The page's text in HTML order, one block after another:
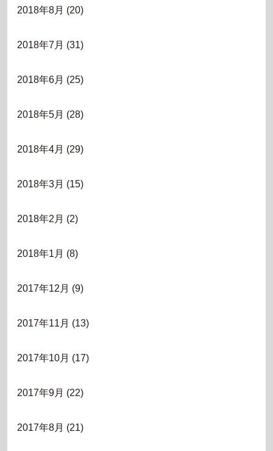
2018年8月 (20)
2018年7月 (31)
2018年6月 (25)
2018年5月 (28)
2018年4月 (29)
2018年3月 (15)
2018年2月 (2)
2018年1月 (8)
2017年12月 (9)
2017年11月 (13)
2017年10月 (17)
2017年9月 (22)
2017年8月 (21)